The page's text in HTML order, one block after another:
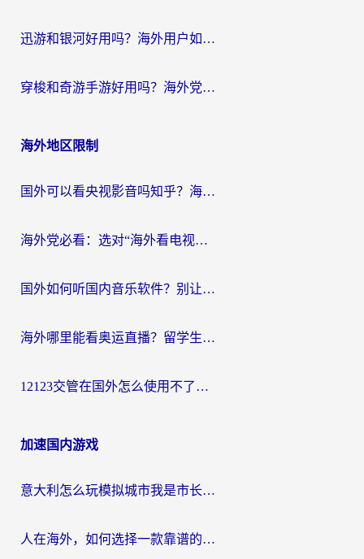
迅游和银河好用吗？海外用户如何选择回国加速器实现无缝访问国内资源
穿梭和奇游手游好用吗？海外党亲测3款回国加速器，附蜜蜂加速器七天试用攻略
海外地区限制
国外可以看央视影音吗知乎？海外党亲测有效的回国加速方案
海外党必看：选对“海外看电视剧软件”，再也不用愁国内剧刷不了
国外如何听国内音乐软件？别让地域限制，断了你的中文歌单
海外哪里能看奥运直播？留学生&海外华人必看的体育赛事观赛终极指南
12123交管在国外怎么使用不了？海外华人必看的无缝访问国内资源指南
加速国内游戏
意大利怎么玩模拟城市我是市长？海外党国服游戏加速终极攻略（附三国3量子特攻解决办法）
人在海外，如何选择一款靠谱的玩剑灵2加速器？